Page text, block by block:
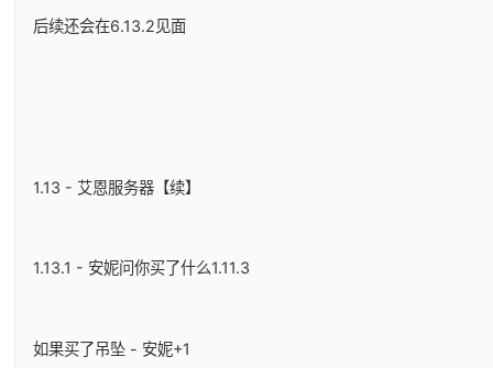
后续还会在6.13.2见面
1.13 - 艾恩服务器【续】
1.13.1 - 安妮问你买了什么1.11.3
如果买了吊坠 - 安妮+1